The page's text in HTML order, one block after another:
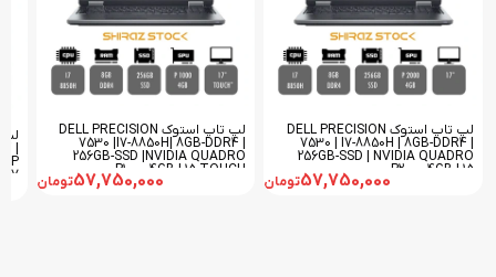
لپ تاپ استوک DELL PRECISION
7530 | I7-8850H | 8GB-DDR4 |
256GB-SSD | NVIDIA QUADRO
P2000-4GB | 15
57,750,000تومان
لپ تاپ استوک DELL PRECISION
7530 |I7-8850H| 8GB-DDR4 |
256GB-SSD |NVIDIA QUADRO
P1000-4GB | 15-TOUCH
57,750,000تومان
P
17